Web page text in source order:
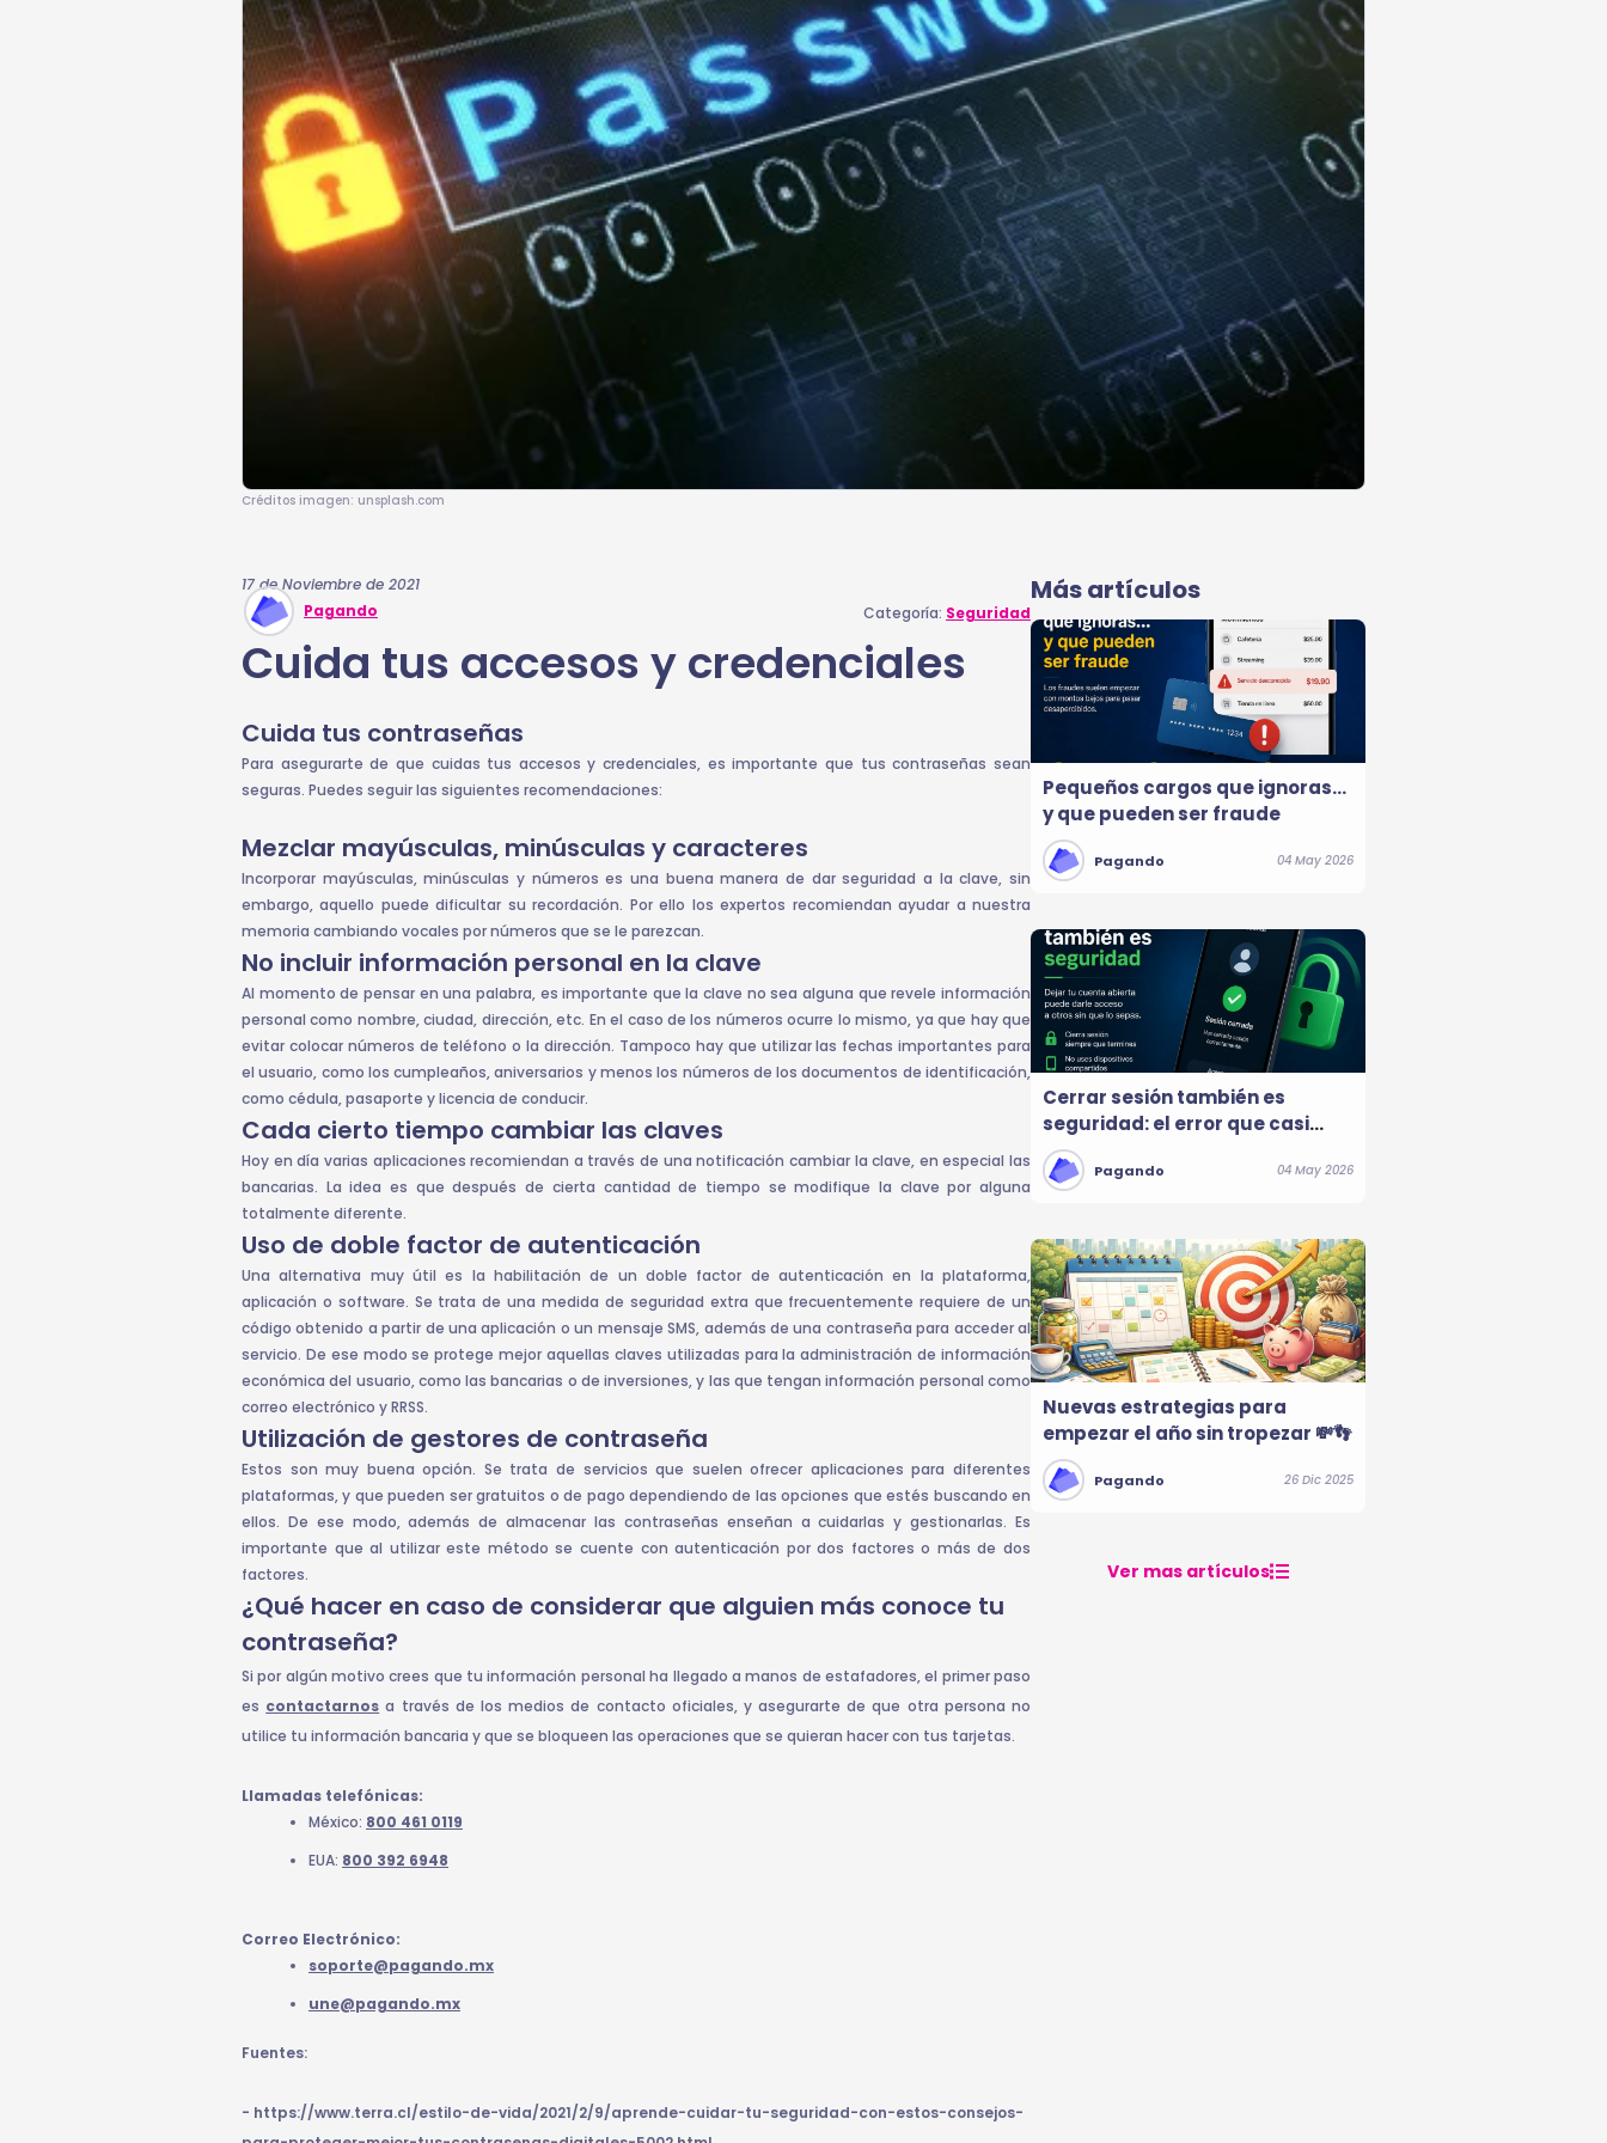
Créditos imagen: unsplash.com
17 de Noviembre de 2021
Pagando
Categoría: Seguridad
Cuida tus accesos y credenciales
Cuida tus contraseñas
Para asegurarte de que cuidas tus accesos y credenciales, es importante que tus contraseñas sean
seguras. Puedes seguir las siguientes recomendaciones:
Mezclar mayúsculas, minúsculas y caracteres
Incorporar mayúsculas, minúsculas y números es una buena manera de dar seguridad a la clave, sin
embargo, aquello puede dificultar su recordación. Por ello los expertos recomiendan ayudar a nuestra
memoria cambiando vocales por números que se le parezcan.
No incluir información personal en la clave
Al momento de pensar en una palabra, es importante que la clave no sea alguna que revele información
personal como nombre, ciudad, dirección, etc. En el caso de los números ocurre lo mismo, ya que hay que
evitar colocar números de teléfono o la dirección. Tampoco hay que utilizar las fechas importantes para
el usuario, como los cumpleaños, aniversarios y menos los números de los documentos de identificación,
como cédula, pasaporte y licencia de conducir.
Cada cierto tiempo cambiar las claves
Hoy en día varias aplicaciones recomiendan a través de una notificación cambiar la clave, en especial las
bancarias. La idea es que después de cierta cantidad de tiempo se modifique la clave por alguna
totalmente diferente.
Uso de doble factor de autenticación
Una alternativa muy útil es la habilitación de un doble factor de autenticación en la plataforma,
aplicación o software. Se trata de una medida de seguridad extra que frecuentemente requiere de un
código obtenido a partir de una aplicación o un mensaje SMS, además de una contraseña para acceder al
servicio. De ese modo se protege mejor aquellas claves utilizadas para la administración de información
económica del usuario, como las bancarias o de inversiones, y las que tengan información personal como
correo electrónico y RRSS.
Utilización de gestores de contraseña
Estos son muy buena opción. Se trata de servicios que suelen ofrecer aplicaciones para diferentes
plataformas, y que pueden ser gratuitos o de pago dependiendo de las opciones que estés buscando en
ellos. De ese modo, además de almacenar las contraseñas enseñan a cuidarlas y gestionarlas. Es
importante que al utilizar este método se cuente con autenticación por dos factores o más de dos
factores.
¿Qué hacer en caso de considerar que alguien más conoce tu
contraseña?
Si por algún motivo crees que tu información personal ha llegado a manos de estafadores, el primer paso
es contactarnos a través de los medios de contacto oficiales, y asegurarte de que otra persona no
utilice tu información bancaria y que se bloqueen las operaciones que se quieran hacer con tus tarjetas.
Llamadas telefónicas:
México: 800 461 0119
EUA: 800 392 6948
Correo Electrónico:
soporte@pagando.mx
une@pagando.mx
Fuentes:
- https://www.terra.cl/estilo-de-vida/2021/2/9/aprende-cuidar-tu-seguridad-con-estos-consejos-
Más artículos
Pequeños cargos que ignoras…
y que pueden ser fraude
Pagando 04 May 2026
Cerrar sesión también es
seguridad: el error que casi
nadie considera
Pagando 04 May 2026
Nuevas estrategias para
empezar el año sin tropezar 💸👣
Pagando 26 Dic 2025
Ver mas artículos